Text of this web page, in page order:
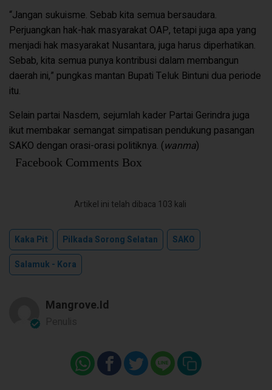
“Jangan sukuisme. Sebab kita semua bersaudara.
Perjuangkan hak-hak masyarakat OAP, tetapi juga apa yang
menjadi hak masyarakat Nusantara, juga harus diperhatikan.
Sebab, kita semua punya kontribusi dalam membangun
daerah ini,” pungkas mantan Bupati Teluk Bintuni dua periode
itu.
Selain partai Nasdem, sejumlah kader Partai Gerindra juga
ikut membakar semangat simpatisan pendukung pasangan
SAKO dengan orasi-orasi politiknya. (wanma)
Facebook Comments Box
Artikel ini telah dibaca 103 kali
Kaka Pit Pilkada Sorong Selatan
SAKO
Salamuk - Kora
Mangrove.id